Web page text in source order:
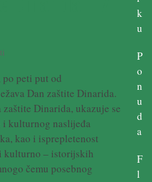
po peti put od
Dan zaštite Dinarida.
Dinarida, ukazuje se
kulturnog naslijeđa
kao i isprepletenost
kulturno – istorijskih
čemu posebnog
k
u
P
o
n
u
d
a
F
l